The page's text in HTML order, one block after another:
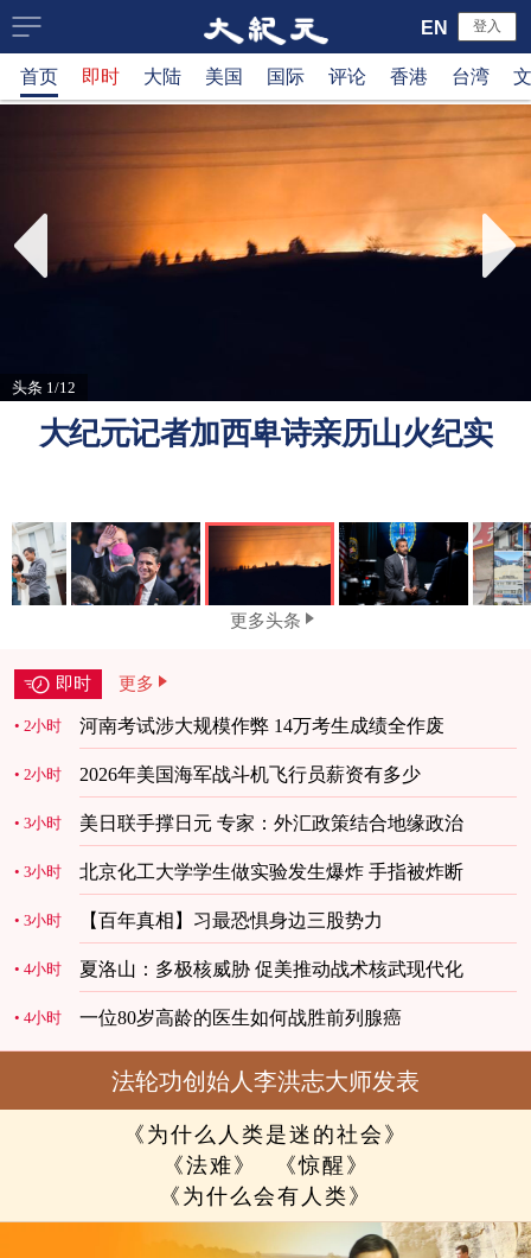
大
纪
新
网
登入
EN
首页 即时 大陆 美国 国际 评论 香港 台湾
头条 1/12
大纪元记者加西卑诗亲历山火纪实
更多头条
即时 更多
2小时 河南考试涉大规模作弊 14万考生成绩全作废
2小时 2026年美国海军战斗机飞行员薪资有多少
3小时 美日联手撑日元 专家：外汇政策结合地缘政治
3小时 北京化工大学学生做实验发生爆炸 手指被炸断
3小时 【百年真相】习最恐惧身边三股势力
4小时 夏洛山：多极核威胁 促美推动战术核武现代化
4小时 一位80岁高龄的医生如何战胜前列腺癌
法轮功创始人李洪志大师发表
《为什么人类是迷的社会》
《法难》
《惊醒》
《为什么会有人类》